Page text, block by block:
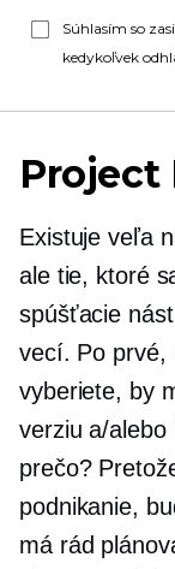
Súhlasím so
kedykoľvek
Project
Existuje veľa
ale tie, ktoré
spúšťacie
vecí. Po prvé,
vyberiete, by
verziu a/
prečo?
podnikanie,
má rád